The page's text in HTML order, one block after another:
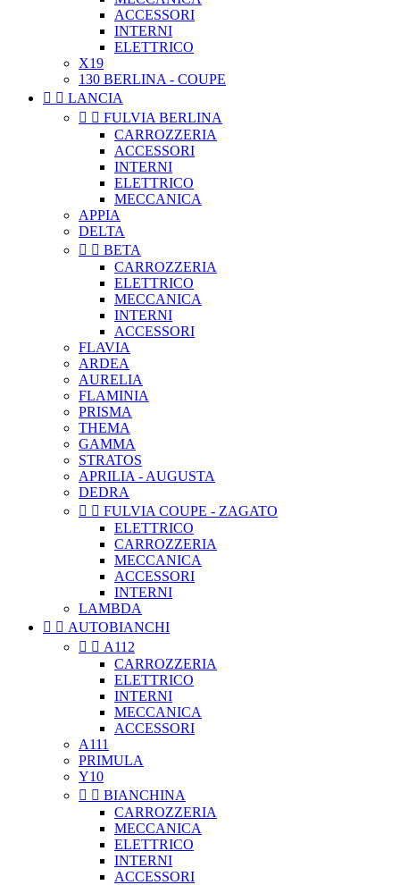
ACCESSORI
INTERNI
ELETTRICO
X19
130 BERLINA - COUPE
  LANCIA
  FULVIA BERLINA
CARROZZERIA
ACCESSORI
INTERNI
ELETTRICO
MECCANICA
APPIA
DELTA
  BETA
CARROZZERIA
ELETTRICO
MECCANICA
INTERNI
ACCESSORI
FLAVIA
ARDEA
AURELIA
FLAMINIA
PRISMA
THEMA
GAMMA
STRATOS
APRILIA - AUGUSTA
DEDRA
  FULVIA COUPE - ZAGATO
ELETTRICO
CARROZZERIA
MECCANICA
ACCESSORI
INTERNI
LAMBDA
  AUTOBIANCHI
  A112
CARROZZERIA
ELETTRICO
INTERNI
MECCANICA
ACCESSORI
A111
PRIMULA
Y10
  BIANCHINA
CARROZZERIA
MECCANICA
ELETTRICO
INTERNI
ACCESSORI